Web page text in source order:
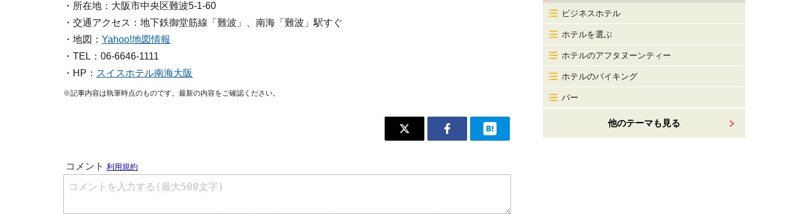
・所在地：大阪市中央区難波5-1-60
・交通アクセス：地下鉄御堂筋線「難波」、南海「難波」駅すぐ
・地図： Yahoo!地図情報
・TEL：06-6646-1111
・HP： スイスホテル南海大阪
※記事内容は執筆時点のものです。最新の内容をご確認ください。
ビジネスホテル
ホテルを選ぶ
ホテルのアフタヌーンティー
ホテルのバイキング
バー
他のテーマも見る